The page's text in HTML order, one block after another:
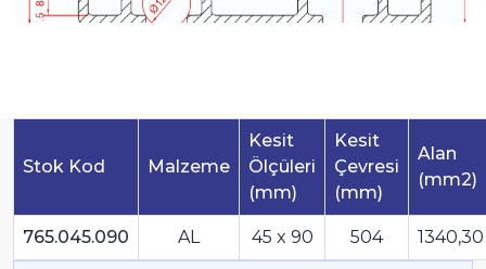
Stok Kod Malzeme
Kesit
Ölçüleri
(mm)
Kesit
Çevresi
(mm)
Alan
(mm2)
765.045.090 AL 45 x 90 504 1340,30